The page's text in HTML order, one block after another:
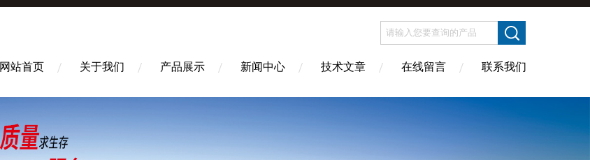
网站首页 关于我们 产品展示 新闻中心 技术文章 在线留言 联系我们